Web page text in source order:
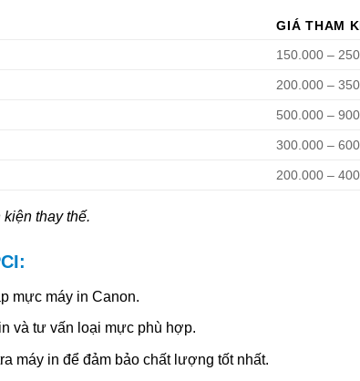
GIÁ THAM
150.000 –
200.000 –
500.000 –
300.000 –
200.000 –
thay thế.
mực máy in Canon.
và tư vấn loại mực phù hợp.
máy in để đảm bảo chất lượng tốt nhất.